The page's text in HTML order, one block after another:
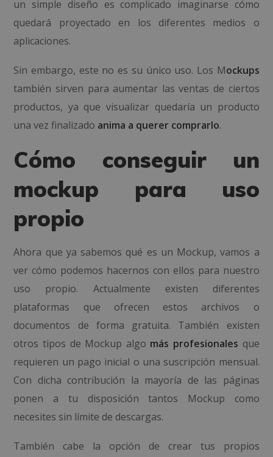
un simple diseño es complicado imaginarse cómo
quedará proyectado en los diferentes medios o
aplicaciones.
Sin embargo, este no es su único uso. Los Mockups
también sirven para aumentar las ventas de ciertos
productos, ya que visualizar quedaría un producto
una vez finalizado anima a querer comprarlo.
Cómo conseguir un
mockup para uso
propio
Ahora que ya sabemos qué es un Mockup, vamos a
ver cómo podemos hacernos con ellos para nuestro
uso propio. Actualmente existen diferentes
plataformas que ofrecen estos archivos o
documentos de forma gratuita. También existen
otros tipos de Mockup algo más profesionales que
requieren un pago inicial o una suscripción mensual.
Con dicha contribución la mayoría de las páginas
ponen a tu disposición tantos Mockup como
necesites sin límite de descargas.
También cabe la opción de crear tus propios